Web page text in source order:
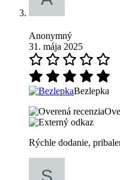
Anonymný
31. mája 2025
Bezlepka
Rýchle dodanie,